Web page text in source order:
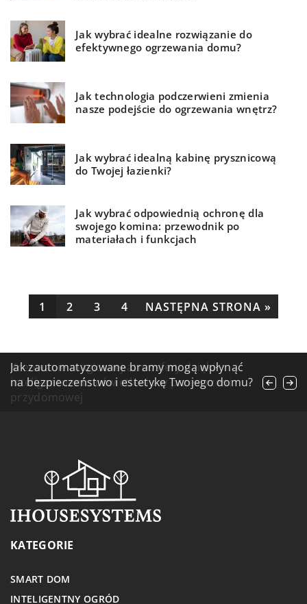
Jak wybrać idealne rozwiązanie do
efektywnego ogrzewania domu?
Jak technologia podczerwieni zmienia
nasze podejście do ogrzewania wnętrz?
Jak wybrać idealną kabinę prysznicową
do Twojej łazienki?
Jak wybrać odpowiednią ochronę dla
swojego komina: przewodnik po
materiałach i funkcjach
1 2 3 4 NASTĘPNA STRONA »
Jak wybrać odpowiednią firmę do pielęgnacji
twojego ogrodu?
Kreowanie magicznej atmosfery dzięki
inteligentnemu oświetleniu w przestrzeni
przydomowej
Jak zautomatyzowane bramy mogą wpłynąć
na bezpieczeństwo i estetykę Twojego domu?
KATEGORIE
SMART DOM
INTELIGENTNY OGRÓD